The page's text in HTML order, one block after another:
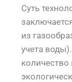
Суть
из
учета